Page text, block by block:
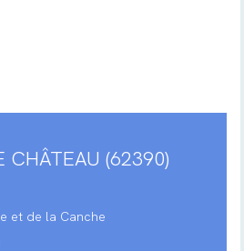
CHÂTEAU (62390)
et de la Canche